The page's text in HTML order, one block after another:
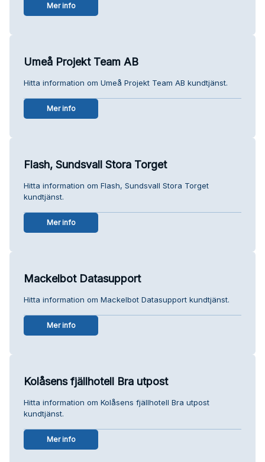
Mer info
Umeå Projekt Team AB
Hitta information om Umeå Projekt Team AB kundtjänst.
Mer info
Flash, Sundsvall Stora Torget
Hitta information om Flash, Sundsvall Stora Torget
kundtjänst.
Mer info
Mackelbot Datasupport
Hitta information om Mackelbot Datasupport kundtjänst.
Mer info
Kolåsens fjällhotell Bra utpost
Hitta information om Kolåsens fjällhotell Bra utpost
kundtjänst.
Mer info